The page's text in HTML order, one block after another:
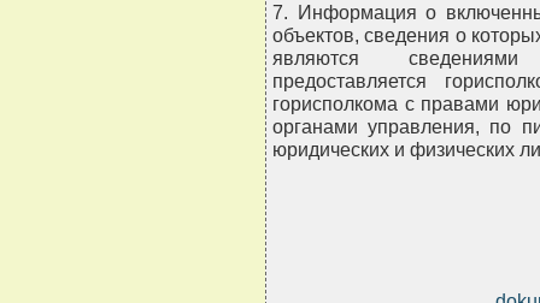
7. Информация о
объектов, сведения о
являются сведениями
предоставляется
горисполкома с правами
органами управления, по
юридических и физических